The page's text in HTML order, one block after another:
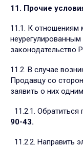
11. Прочие
11.1. К
законодательство
11.2. В случае
Продавцу со
заявить о них
11.2.1.
90-43.
11.2.2. Направить